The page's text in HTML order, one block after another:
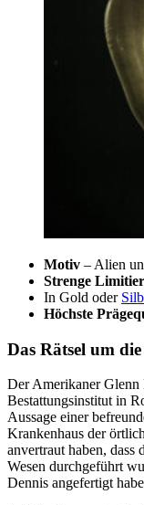
Motiv – Alien
Strenge
In Gold oder
Höchste
Das Rätsel um
Der Amerikaner Glenn
Bestattungsinstitut in
Aussage einer
Krankenhaus der
anvertraut haben,
Wesen durchgeführt
Dennis angefertigt